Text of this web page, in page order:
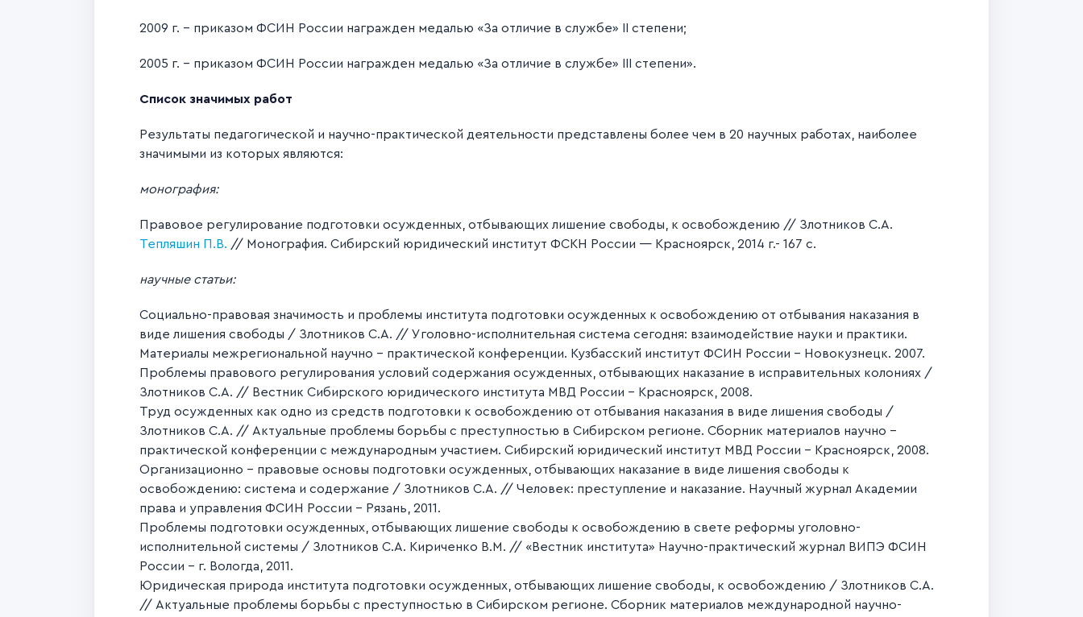
2009 г. - приказом ФСИН России награжден медалью «За отличие в службе» II степени;
2005 г. - приказом ФСИН России награжден медалью «За отличие в службе» III степени».
Список значимых работ
Результаты педагогической и научно-практической деятельности представлены более чем в 20 научных работах, наиболее
значимыми из которых являются:
монография:
Правовое регулирование подготовки осужденных, отбывающих лишение свободы, к освобождению // Злотников С.А.
Тепляшин П.В. // Монография. Сибирский юридический институт ФСКН России — Красноярск, 2014 г.- 167 с.
научные статьи:
Социально-правовая значимость и проблемы института подготовки осужденных к освобождению от отбывания наказания в
виде лишения свободы / Злотников С.А. // Уголовно-исполнительная система сегодня: взаимодействие науки и практики.
Материалы межрегиональной научно - практической конференции. Кузбасский институт ФСИН России – Новокузнецк. 2007.
Проблемы правового регулирования условий содержания осужденных, отбывающих наказание в исправительных колониях /
Злотников С.А. // Вестник Сибирского юридического института МВД России - Красноярск, 2008.
Труд осужденных как одно из средств подготовки к освобождению от отбывания наказания в виде лишения свободы /
Злотников С.А. // Актуальные проблемы борьбы с преступностью в Сибирском регионе. Сборник материалов научно -
практической конференции с международным участием. Сибирский юридический институт МВД России - Красноярск, 2008.
Организационно - правовые основы подготовки осужденных, отбывающих наказание в виде лишения свободы к
освобождению: система и содержание / Злотников С.А. // Человек: преступление и наказание. Научный журнал Академии
права и управления ФСИН России - Рязань, 2011.
Проблемы подготовки осужденных, отбывающих лишение свободы к освобождению в свете реформы уголовно-
исполнительной системы / Злотников С.А. Кириченко В.М. // «Вестник института» Научно-практический журнал ВИПЭ ФСИН
России – г. Вологда, 2011.
Юридическая природа института подготовки осужденных, отбывающих лишение свободы, к освобождению / Злотников С.А.
// Актуальные проблемы борьбы с преступностью в Сибирском регионе. Сборник материалов международной научно-